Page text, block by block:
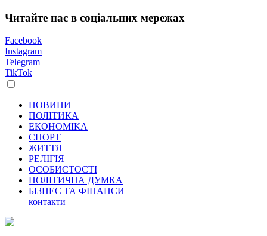
Читайте нас в соціальних мережах
Facebook
Instagram
Telegram
TikTok
НОВИНИ
ПОЛІТИКА
ЕКОНОМІКА
СПОРТ
ЖИТТЯ
РЕЛІГІЯ
ОСОБИСТОСТІ
ПОЛІТИЧНА ДУМКА
БІЗНЕС ТА ФІНАНСИ
контакти